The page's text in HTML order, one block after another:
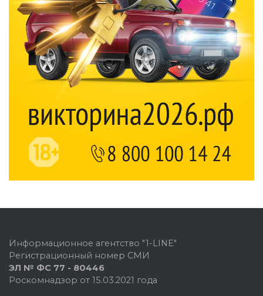
Информационное агентство "1-LINE"
Регистрационный номер СМИ
ЭЛ № ФС 77 - 80446
Роскомнадзор от 15.03.2021 года